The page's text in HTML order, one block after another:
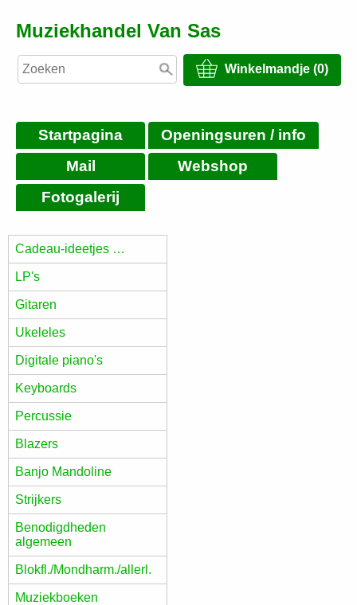
Muziekhandel Van Sas
Winkelmandje (0)
Startpagina
Openingsuren / info
Mail
Webshop
Fotogalerij
Cadeau-ideetjes …
LP's
Gitaren
Ukeleles
Digitale piano's
Keyboards
Percussie
Blazers
Banjo Mandoline
Strijkers
Benodigdheden
algemeen
Blokfl./Mondharm./allerl.
Muziekboeken